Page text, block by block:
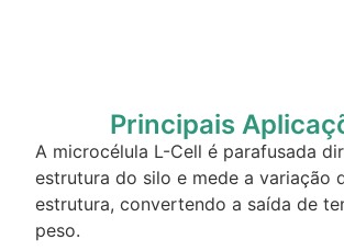
Principais
A microcélula L-Cell é parafusada
estrutura do silo e mede a variação
estrutura, convertendo a saída de
peso.